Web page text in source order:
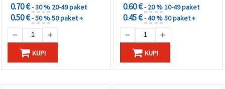
0.70 €- 30 % 20-49 paket
0.50 €- 50 %50 paket +
KUPI
0.60 €- 20 %10-49 paket
0.45 €- 40 %50 paket +
KUPI